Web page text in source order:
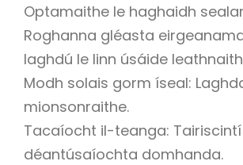
Optamaithe le haghaidh
Roghanna gléasta
laghdú le linn úsáide
Modh solais gorm íseal:
mionsonraithe.
Tacaíocht il-teanga:
déantúsaíochta domhanda.